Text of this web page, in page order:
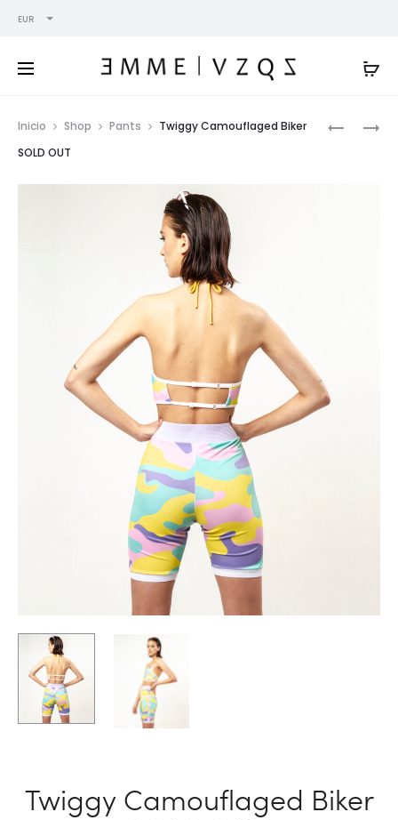
EUR
ÁNGELA
TATIANA
Inicio Shop Pants
Twiggy Camouflaged Biker
SOLD OUT
Twiggy Camouflaged Biker